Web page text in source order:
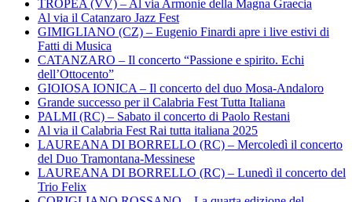
TROPEA (VV) – Al via Armonie della Magna Graecia
Al via il Catanzaro Jazz Fest
GIMIGLIANO (CZ) – Eugenio Finardi apre i live estivi di
Fatti di Musica
CATANZARO – Il concerto “Passione e spirito. Echi
dell’Ottocento”
GIOIOSA IONICA – Il concerto del duo Mosa-Andaloro
Grande successo per il Calabria Fest Tutta Italiana
PALMI (RC) – Sabato il concerto di Paolo Restani
Al via il Calabria Fest Rai tutta italiana 2025
LAUREANA DI BORRELLO (RC) – Mercoledì il concerto
del Duo Tramontana-Messinese
LAUREANA DI BORRELLO (RC) – Lunedì il concerto del
Trio Felix